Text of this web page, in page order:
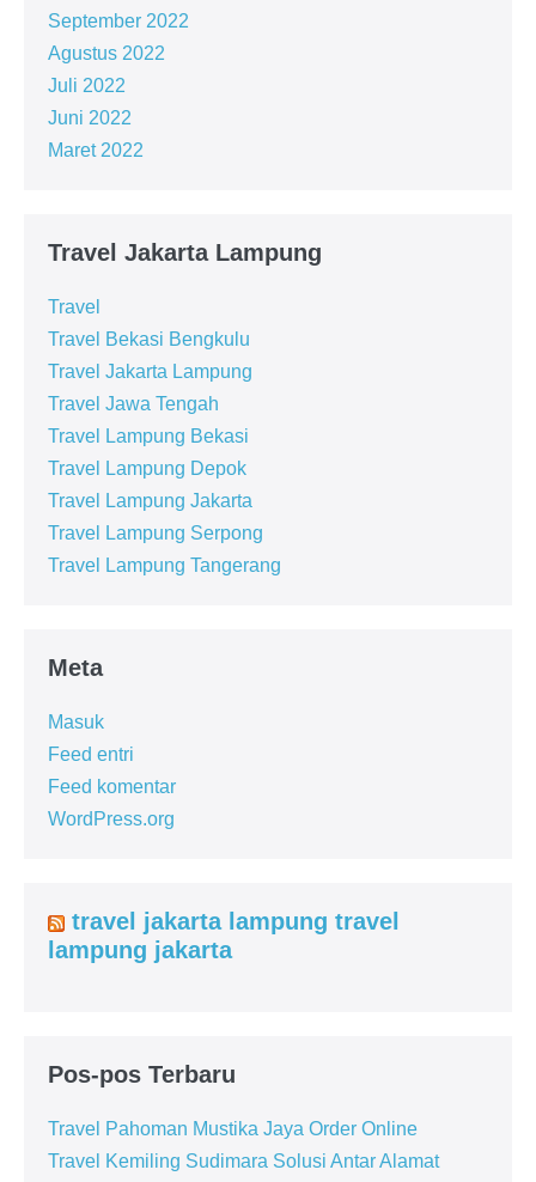
September 2022
Agustus 2022
Juli 2022
Juni 2022
Maret 2022
Travel Jakarta Lampung
Travel
Travel Bekasi Bengkulu
Travel Jakarta Lampung
Travel Jawa Tengah
Travel Lampung Bekasi
Travel Lampung Depok
Travel Lampung Jakarta
Travel Lampung Serpong
Travel Lampung Tangerang
Meta
Masuk
Feed entri
Feed komentar
WordPress.org
travel jakarta lampung travel
lampung jakarta
Pos-pos Terbaru
Travel Pahoman Mustika Jaya Order Online
Travel Kemiling Sudimara Solusi Antar Alamat